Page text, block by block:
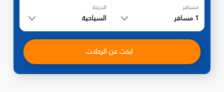
مسافر
1 مسافر
الدرجة
السياحية
ابحث عن الرحلات